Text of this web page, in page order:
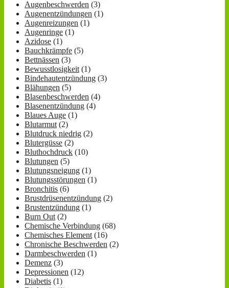
Augenbeschwerden (3)
Augenentzündungen (1)
Augenreizungen (1)
Augenringe (1)
Azidose (1)
Bauchkrämpfe (5)
Bettnässen (3)
Bewusstlosigkeit (1)
Bindehautentzündung (3)
Blähungen (5)
Blasenbeschwerden (4)
Blasenentzündung (4)
Blaues Auge (1)
Blutarmut (2)
Blutdruck niedrig (2)
Blutergüsse (2)
Bluthochdruck (10)
Blutungen (5)
Blutungsneigung (1)
Blutungsstörungen (1)
Bronchitis (6)
Brustdrüsenentzündung (2)
Brustentzündung (1)
Burn Out (2)
Chemische Verbindung (68)
Chemisches Element (16)
Chronische Beschwerden (2)
Darmbeschwerden (1)
Demenz (3)
Depressionen (12)
Diabetis (1)